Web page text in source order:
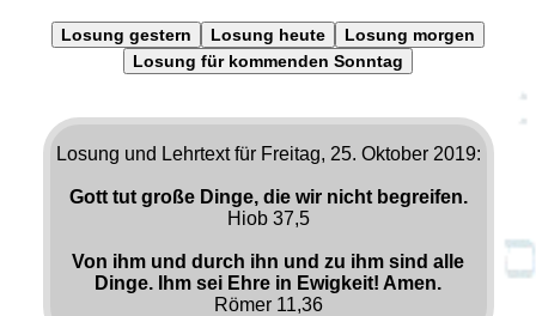
Losung gestern Losung heute
Losung morgen
Losung für kommenden Sonntag
Losung und Lehrtext für Freitag, 25. Oktober 2019:
Gott tut große Dinge, die wir nicht begreifen.
Hiob 37,5
Von ihm und durch ihn und zu ihm sind alle
Dinge. Ihm sei Ehre in Ewigkeit! Amen.
Römer 11,36